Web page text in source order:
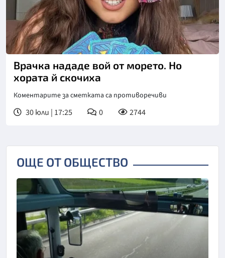
Врачка нададе вой от морето. Но
хората й скочиха
Коментарите за сметката са противоречиви
30 юли | 17:25 0 2744
ОЩЕ ОТ ОБЩЕСТВО